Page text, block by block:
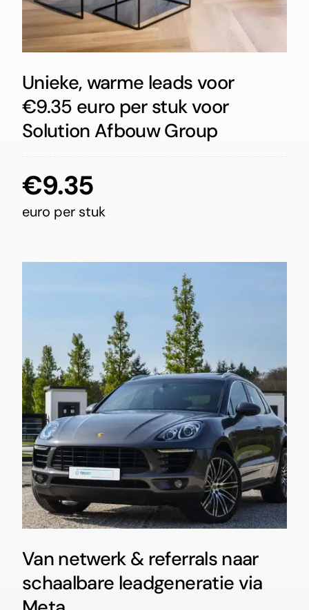
Unieke, warme leads voor
€9.35 euro per stuk voor
Solution Afbouw Group
€9.35
euro per stuk
Van netwerk & referrals naar
schaalbare leadgeneratie via